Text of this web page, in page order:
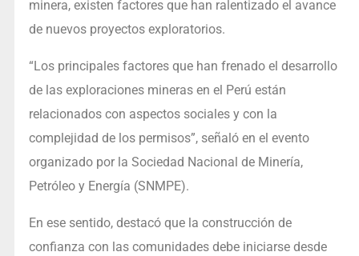
minera, existen factores que han ralentizado el avance
de nuevos proyectos exploratorios.
“Los principales factores que han frenado el desarrollo
de las exploraciones mineras en el Perú están
relacionados con aspectos sociales y con la
complejidad de los permisos”, señaló en el evento
organizado por la Sociedad Nacional de Minería,
Petróleo y Energía (SNMPE).
En ese sentido, destacó que la construcción de
confianza con las comunidades debe iniciarse desde